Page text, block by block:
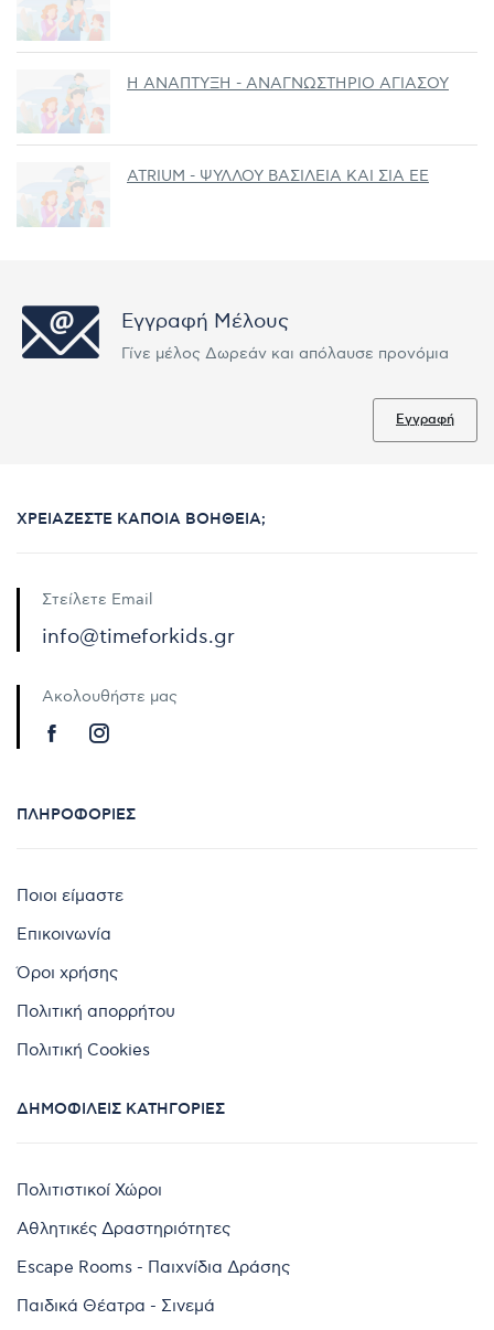
Η ΑΝΑΠΤΥΞΗ - ΑΝΑΓΝΩΣΤΗΡΙΟ ΑΓΙΑΣΟΥ
ATRIUM - ΨΥΛΛΟΥ ΒΑΣΙΛΕΙΑ ΚΑΙ ΣΙΑ ΕΕ
Εγγραφή Μέλους
Γίνε μέλος Δωρεάν και απόλαυσε προνόμια
Εγγραφή
ΧΡΕΙΆΖΕΣΤΕ ΚΆΠΟΙΑ ΒΟΉΘΕΙΑ;
Στείλετε Email
info@timeforkids.gr
Ακολουθήστε μας
ΠΛΗΡΟΦΟΡΊΕΣ
Ποιοι είμαστε
Επικοινωνία
Όροι χρήσης
Πολιτική απορρήτου
Πολιτική Cookies
ΔΗΜΟΦΙΛΕΊΣ ΚΑΤΗΓΟΡΊΕΣ
Πολιτιστικοί Χώροι
Αθλητικές Δραστηριότητες
Escape Rooms - Παιχνίδια Δράσης
Παιδικά Θέατρα - Σινεμά